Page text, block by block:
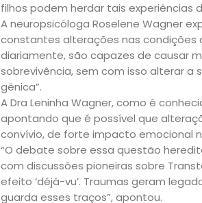
Início
Academia
Beleza
Bora
filhos podem herdar tais experiências
A neuropsicóloga Roselene Wagner
constantes alterações nas
diariamente, são capazes de causar
sobrevivência, sem com isso alterar a
gênica”.
A Dra Leninha Wagner, como é
apontando que é possível que
convívio, de forte impacto emocional
“O debate sobre essa questão
com discussões pioneiras sobre
efeito ‘déjá-vu’. Traumas geram
guarda esses traços”, apontou.